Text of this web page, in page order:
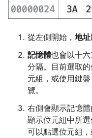
從左側開始， 地址
記憶體也會以十
分隔。目前選取
元組，或使用鍵
覽。
右側會顯示記憶
顯示位元組中所
可以點選位元組